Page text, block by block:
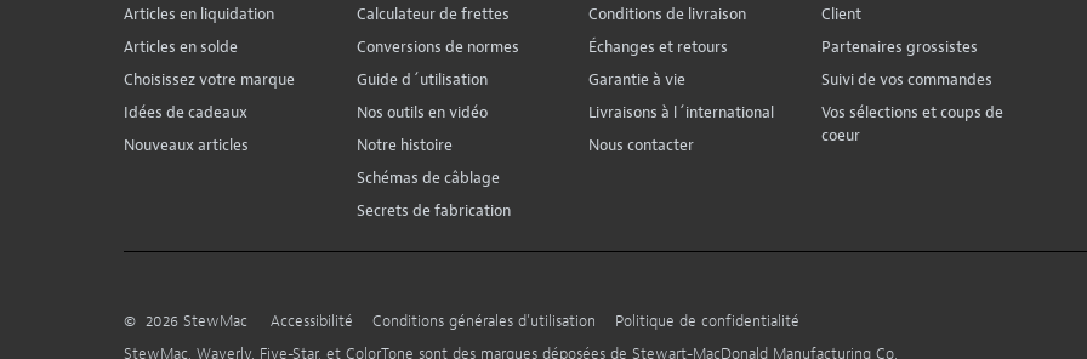
Articles en liquidation
Articles en solde
Choisissez votre marque
Idées de cadeaux
Nouveaux articles
Calculateur de frettes
Conversions de normes
Guide d´utilisation
Nos outils en vidéo
Notre histoire
Schémas de câblage
Secrets de fabrication
Conditions de livraison
Échanges et retours
Garantie à vie
Livraisons à l´international
Nous contacter
Client
Partenaires grossistes
Suivi de vos commandes
Vos sélections et coups de
coeur
© 2026 StewMac Accessibilité Conditions générales d’utilisation
Politique de confidentialité
StewMac, Waverly, Five-Star, et ColorTone sont des marques déposées de Stewart-MacDonald Manufacturing Co.